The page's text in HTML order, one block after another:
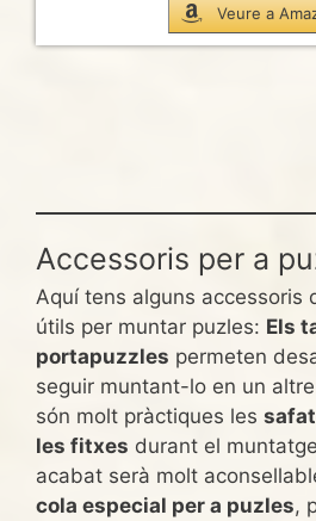
Veure a
Accessoris per a
Aquí tens alguns accessoris
útils per muntar puzles: Els
portapuzzles permeten
seguir muntant-lo en un
són molt pràctiques les
les fitxes durant el
acabat serà molt
cola especial per a puzles,